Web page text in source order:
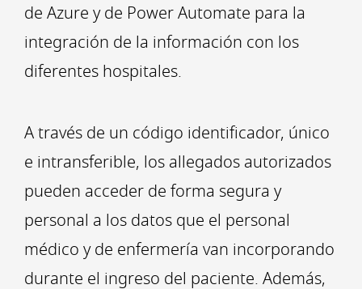
de Azure y de Power Automate para la
integración de la información con los
diferentes hospitales.
A través de un código identificador, único
e intransferible, los allegados autorizados
pueden acceder de forma segura y
personal a los datos que el personal
médico y de enfermería van incorporando
durante el ingreso del paciente. Además,